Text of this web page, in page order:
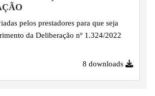
São Paulo (PCSP), Polícia Militar do
pelos prestadores para que seja
da Deliberação nº 1.324/2022
8 downloads